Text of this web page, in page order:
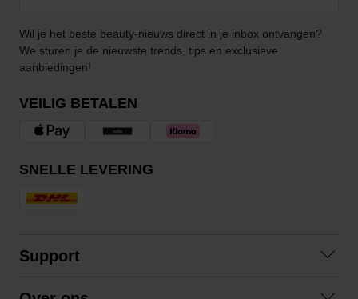
Wil je het beste beauty-nieuws direct in je inbox ontvangen?
We sturen je de nieuwste trends, tips en exclusieve
aanbiedingen!
VEILIG BETALEN
SNELLE LEVERING
Support